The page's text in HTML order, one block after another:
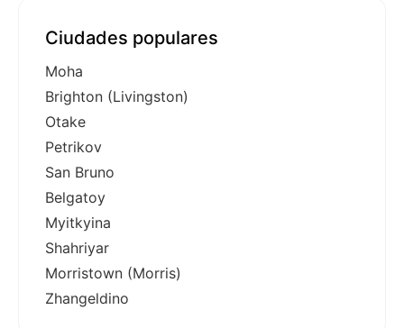
Ciudades populares
Moha
Brighton (Livingston)
Otake
Petrikov
San Bruno
Belgatoy
Myitkyina
Shahriyar
Morristown (Morris)
Zhangeldino